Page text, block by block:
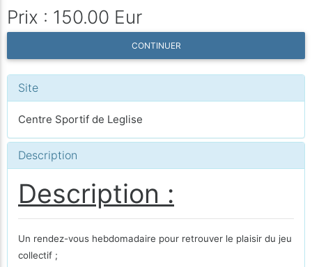
Prix : 150.00 Eur
CONTINUER
Site
Centre Sportif de Leglise
Description
Description :
Un rendez-vous hebdomadaire pour retrouver le plaisir du jeu
collectif ;